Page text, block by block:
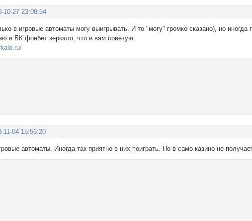
10-27 23:08:54
в игровые автоматы могу выигрывать. И то "могу" громко сказано), но
в БК фонбет зеркало, что и вам советую.
11-04 15:56:20
автоматы. Иногда так приятно в них поиграть. Но в само казино не